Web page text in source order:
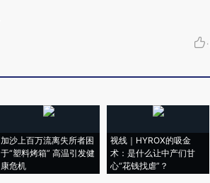
·
加沙上百万流离失所者困
于“塑料烤箱” 高温引发健
康危机
视线｜HYROX的吸金
术：是什么让中产们甘
心“花钱找虐”？